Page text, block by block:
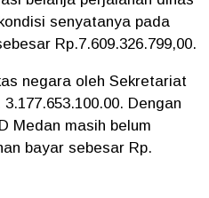
senyatanya pada
Rp.7.609.326.799,00.
negara oleh Sekretariat
Dengan
Medan masih belum
bayar sebesar Rp.